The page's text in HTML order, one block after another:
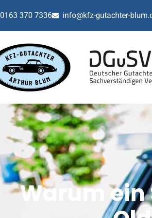
0163 370 7336 info@kfz-gutachter-
Warum